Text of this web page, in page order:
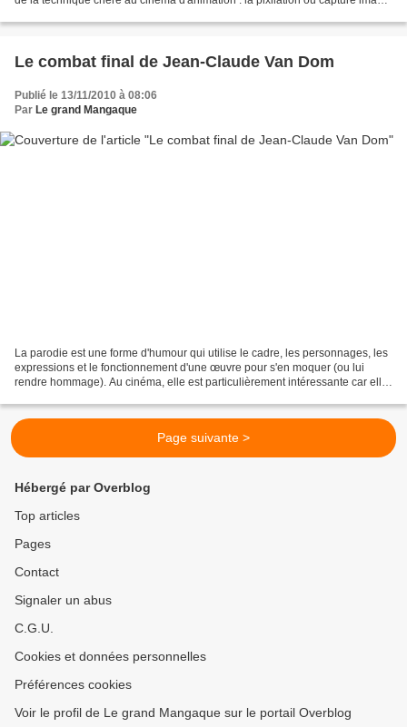
Le combat final de Jean-Claude Van Dom
Publié le 13/11/2010 à 08:06
Par Le grand Mangaque
La parodie est une forme d'humour qui utilise le cadre, les personnages, les
expressions et le fonctionnement d'une œuvre pour s'en moquer (ou lui
rendre hommage). Au cinéma, elle est particulièrement intéressante car elle
Page suivante >
Hébergé par Overblog
Top articles
Pages
Contact
Signaler un abus
C.G.U.
Cookies et données personnelles
Préférences cookies
Voir le profil de Le grand Mangaque sur le portail Overblog